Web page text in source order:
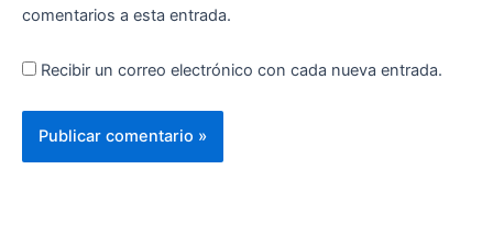
comentarios a esta entrada.
Recibir un correo electrónico con cada nueva entrada.